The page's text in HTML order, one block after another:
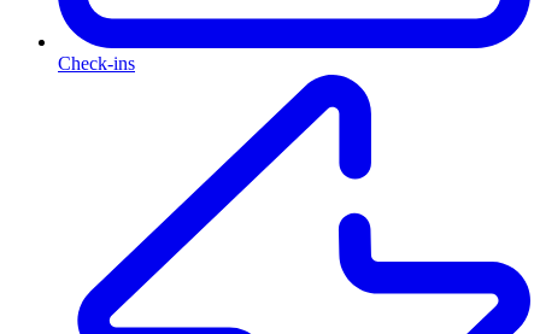
Check-ins